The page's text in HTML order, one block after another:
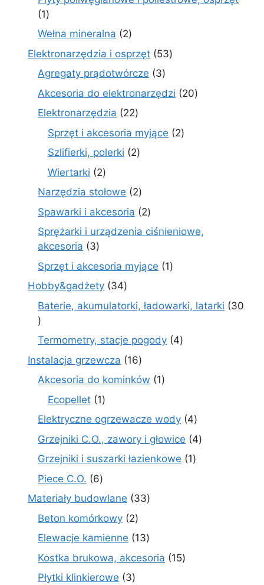
11
produkt
Wełna mineralna 22
produkty
Elektronarzędzia i osprzęt 5353
Agregaty prądotwórcze 33
produkty
Akcesoria do elektronarzędzi 2020
Elektronarzędzia 2222
produkty
Sprzęt i akcesoria myjące 22
Szlifierki, polerki 22
Wiertarki 22
produkty
Narzędzia stołowe 22
produkty
Spawarki i akcesoria 22
produkty
Sprężarki i urządzenia ciśnieniowe,
akcesoria
33
produkty
Sprzęt i akcesoria myjące 11
Hobby&gadżety 3434
produkty
Baterie, akumulatorki, ładowarki, latarki
30
30
produktów
Termometry, stacje pogody 44
Instalacja grzewcza 1616
produktów
Akcesoria do kominków 11
Ecopellet 11
Elektryczne ogrzewacze wody 44
produkty
Grzejniki C.O., zawory i głowice 44
Grzejniki i suszarki łazienkowe 11
Piece C.O. 66
produktów
Materiały budowlane 3333
Beton komórkowy 22
produkty
Elewacje kamienne 1313
produktów
Kostka brukowa, akcesoria 1515
Płytki klinkierowe 33